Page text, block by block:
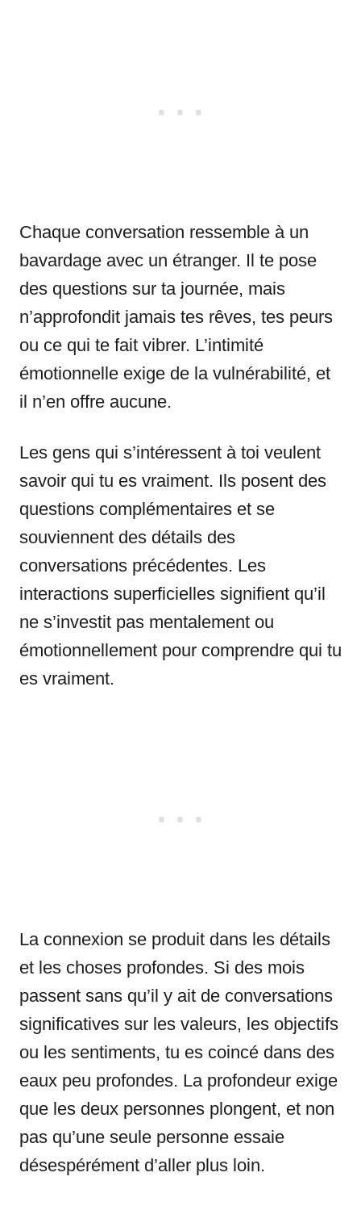
Chaque conversation ressemble à un
bavardage avec un étranger. Il te pose
des questions sur ta journée, mais
n’approfondit jamais tes rêves, tes peurs
ou ce qui te fait vibrer. L’intimité
émotionnelle exige de la vulnérabilité, et
il n’en offre aucune.
Les gens qui s’intéressent à toi veulent
savoir qui tu es vraiment. Ils posent des
questions complémentaires et se
souviennent des détails des
conversations précédentes. Les
interactions superficielles signifient qu’il
ne s’investit pas mentalement ou
émotionnellement pour comprendre qui tu
es vraiment.
La connexion se produit dans les détails
et les choses profondes. Si des mois
passent sans qu’il y ait de conversations
significatives sur les valeurs, les objectifs
ou les sentiments, tu es coincé dans des
eaux peu profondes. La profondeur exige
que les deux personnes plongent, et non
pas qu’une seule personne essaie
désespérément d’aller plus loin.